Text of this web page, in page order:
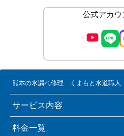
公式アカウ
熊本の水漏れ修理 くまもと水道職人
サービス内容
料金一覧